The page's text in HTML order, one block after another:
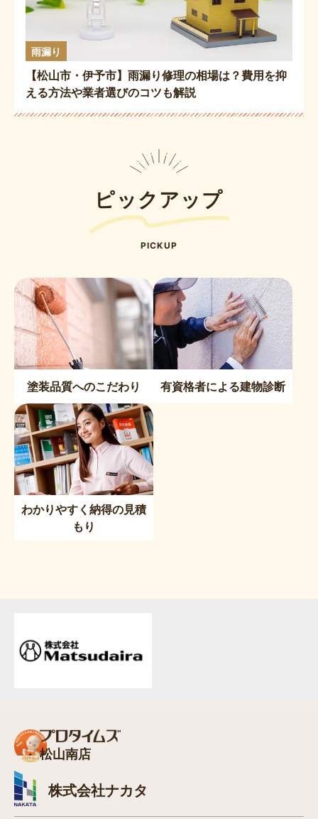
雨漏り
【松山市・伊予市】雨漏り修理の相場は？費用を抑
える方法や業者選びのコツも解説
ピックアップ
PICKUP
塗装品質へのこだわり 有資格者による建物診断
わかりやすく納得の見積
もり
松山南店
株式会社ナカタ